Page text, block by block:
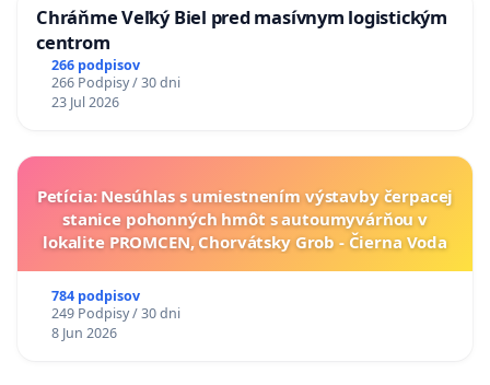
Chráňme Veľký Biel pred masívnym logistickým
centrom
266 podpisov
266 Podpisy / 30 dni
23 Jul 2026
Petícia: Nesúhlas s umiestnením výstavby čerpacej
stanice pohonných hmôt s autoumyvárňou v
lokalite PROMCEN, Chorvátsky Grob - Čierna Voda
784 podpisov
249 Podpisy / 30 dni
8 Jun 2026